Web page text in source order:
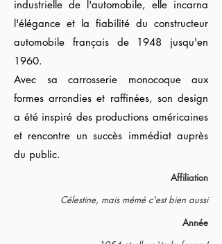
industrielle de l'automobile, elle incarna
l'élégance et la fiabilité du constructeur
automobile français de 1948 jusqu'en
1960.
Avec sa carrosserie monocoque aux
formes arrondies et raffinées, son design
a été inspiré des productions américaines
et rencontre un succès immédiat auprès
du public.
Affiliation
Célestine, mais mémé c'est bien aussi
Année